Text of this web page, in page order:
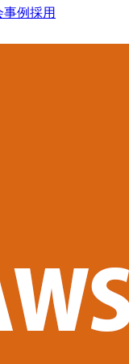
事例採用